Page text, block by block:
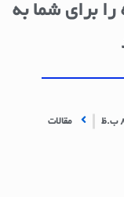
را برای شما به
مقالات